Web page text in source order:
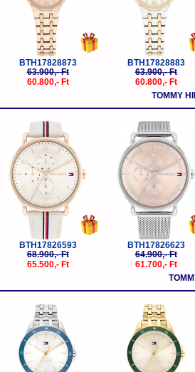
BTH17828873
63.900,- Ft
60.800,- Ft
BTH17828883
63.900,- Ft
60.800,- Ft
TOMMY
BTH17826593
68.900,- Ft
65.500,- Ft
BTH17826623
64.900,- Ft
61.700,- Ft